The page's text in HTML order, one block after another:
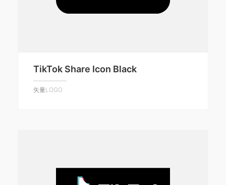
TikTok Share Icon Black
矢量LOGO